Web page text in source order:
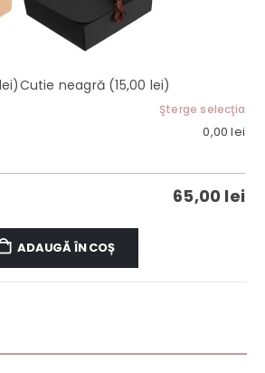
Cutie neagră (15,00 lei)
Şterge selecţia
0,00lei
65,00 lei
ADAUGĂ ÎN COȘ